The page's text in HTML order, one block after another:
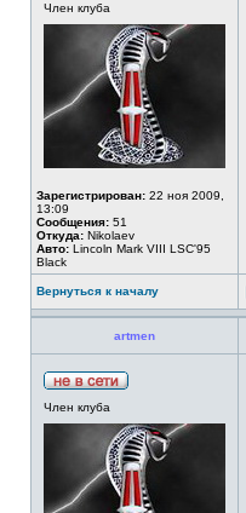
Член клуба
Зарегистрирован: 22 ноя 2009,
13:09
Сообщения: 51
Откуда: Nikolaev
Авто: Lincoln Mark VIII LSC'95
Black
Вернуться к началу
artmen
Член клуба